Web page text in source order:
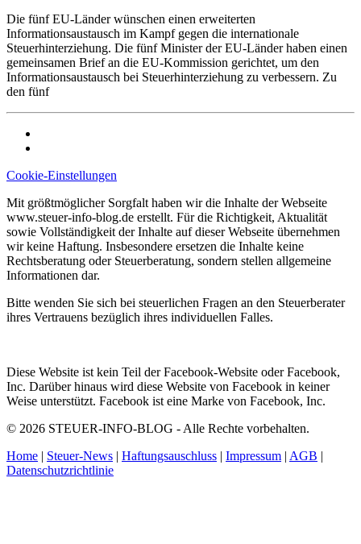
Die fünf EU-Länder wünschen einen erweiterten
Informationsaustausch im Kampf gegen die internationale
Steuerhinterziehung. Die fünf Minister der EU-Länder haben einen
gemeinsamen Brief an die EU-Kommission gerichtet, um den
Informationsaustausch bei Steuerhinterziehung zu verbessern. Zu
den fünf
Cookie-Einstellungen
Mit größtmöglicher Sorgfalt haben wir die Inhalte der Webseite
www.steuer-info-blog.de erstellt. Für die Richtigkeit, Aktualität
sowie Vollständigkeit der Inhalte auf dieser Webseite übernehmen
wir keine Haftung. Insbesondere ersetzen die Inhalte keine
Rechtsberatung oder Steuerberatung, sondern stellen allgemeine
Informationen dar.
Bitte wenden Sie sich bei steuerlichen Fragen an den Steuerberater
ihres Vertrauens bezüglich ihres individuellen Falles.
Diese Website ist kein Teil der Facebook-Website oder Facebook,
Inc. Darüber hinaus wird diese Website von Facebook in keiner
Weise unterstützt. Facebook ist eine Marke von Facebook, Inc.
© 2026 STEUER-INFO-BLOG - Alle Rechte vorbehalten.
Home | Steuer-News | Haftungsauschluss | Impressum | AGB |
Datenschutzrichtlinie